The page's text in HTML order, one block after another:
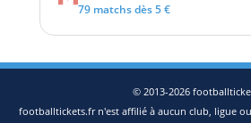
79 matchs dès 5 €
© 2013-2026
footballtickets.fr n'est affilié à aucun club, ligue